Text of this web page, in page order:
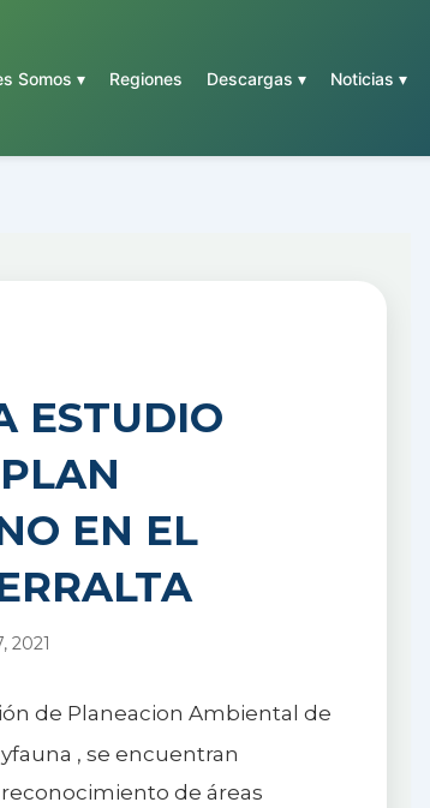
Somos ▾ Regiones Descargas ▾ Noticias ▾
ESTUDIO
EN EL
2021
de Planeacion Ambiental de
, se encuentran
de áreas